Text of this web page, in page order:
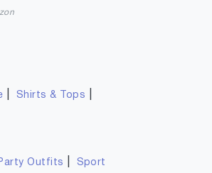
Shirts & Tops
Outfits
Sport